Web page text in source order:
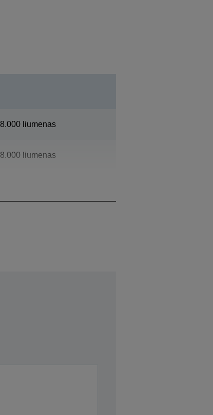
8.000 liumenas
8.000 liumenas